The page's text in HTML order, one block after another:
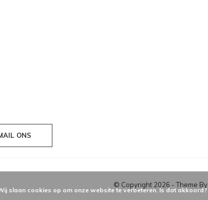
ONS
© Copyright 2026 - Theme By
slaan cookies op om onze website te verbeteren. Is dat akkoord?